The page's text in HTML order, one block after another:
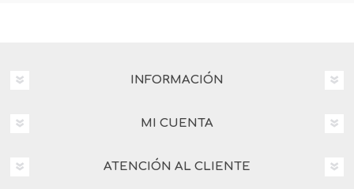
INFORMACIÓN
MI CUENTA
ATENCIÓN AL CLIENTE